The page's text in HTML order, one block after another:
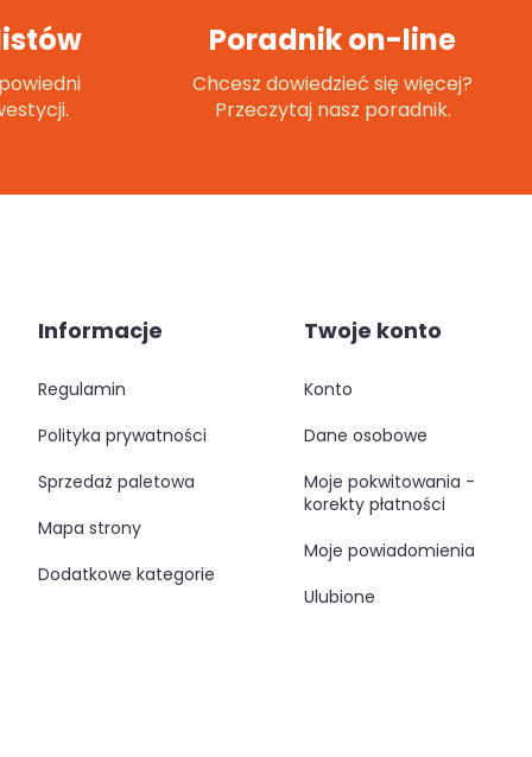
Poradnik on-line
Chcesz dowiedzieć się więcej?
Przeczytaj nasz poradnik.
Informacje
regulamin
polityka prywatności
sprzedaż paletowa
mapa strony
dodatkowe kategorie
Twoje konto
konto
dane osobowe
moje pokwitowania -
korekty płatności
moje powiadomienia
ulubione